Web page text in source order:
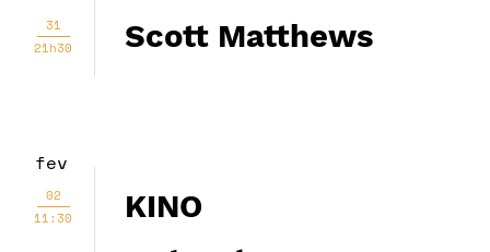
31
21h30
Scott Matthews
fev
02
11:30
KINO